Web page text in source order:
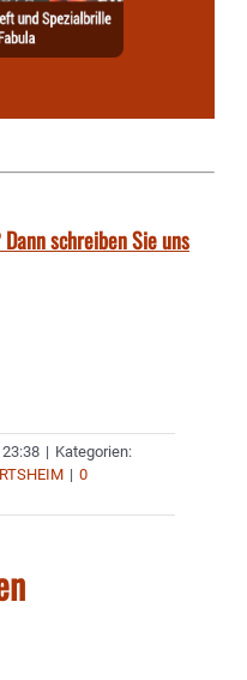
schreiben Sie uns
| Kategorien:
| 0